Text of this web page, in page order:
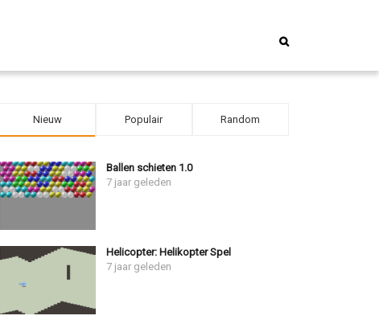
Nieuw Populair Random
Ballen schieten 1.0
7 jaar geleden
Helicopter: Helikopter Spel
7 jaar geleden